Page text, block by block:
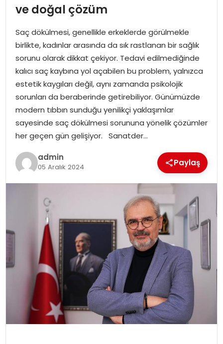
İDEAL YAŞAM
İDEAL SPOR
YAŞAM
MAGAZIN
SAĞLIK
SOSYAL HABER
ve doğal çözüm
Saç dökülmesi, genellikle erkeklerde görülmekle
birlikte, kadınlar arasında da sık rastlanan bir sağlık
sorunu olarak dikkat çekiyor. Tedavi edilmediğinde
kalıcı saç kaybına yol açabilen bu problem, yalnızca
estetik kaygıları değil, aynı zamanda psikolojik
sorunları da beraberinde getirebiliyor. Günümüzde
modern tıbbın sunduğu yenilikçi yaklaşımlar
sayesinde saç dökülmesi sorununa yönelik çözümler
her geçen gün gelişiyor. Sanatder…
admin
05 Aralık 2024 Paylaş